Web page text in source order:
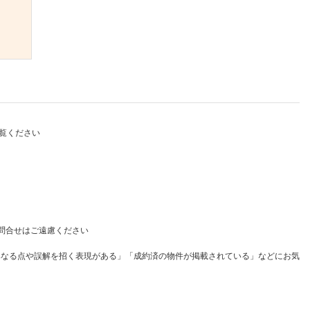
ください
合せはご遠慮ください
る点や誤解を招く表現がある」「成約済の物件が掲載されている」などにお気